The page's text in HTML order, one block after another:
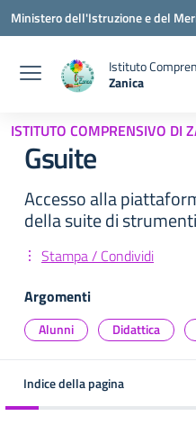
Vai ai contenuti
Vai al menu di navigazione
Vai al footer
Ministero dell'Istruzione e del
Istituto
Zanica
ISTITUTO COMPRENSIVO DI
Gsuite
Accesso alla
della suite di
Stampa / Condividi
Argomenti
Alunni Didattica
Indice della pagina